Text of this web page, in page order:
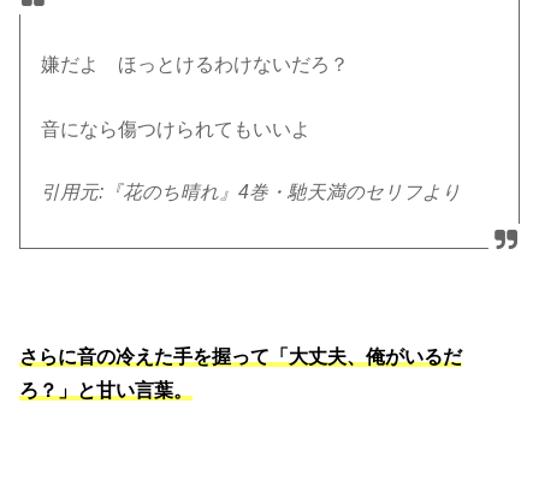
嫌だよ ほっとけるわけないだろ？
音になら傷つけられてもいいよ
引用元:『花のち晴れ』4巻・馳天満のセリフより
さらに音の冷えた手を握って「大丈夫、俺がいるだ
ろ？」と甘い言葉。